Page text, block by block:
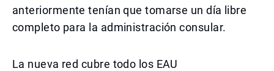
anteriormente tenían que tomarse un día libre
completo para la administración consular.
La nueva red cubre todo los EAU